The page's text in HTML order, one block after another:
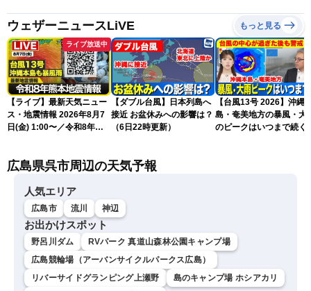
ウェザーニュースLiVE もっと見る
ライブ放送中
【ライブ】最新天気ニュー
ス・地震情報 2026年8月7
日(金) 1:00〜／令和8年熊
スLiVE〉
【ダブル台風】日本列島へ
接近 お盆休みへの影響は？
（6日22時更新）
【台風13号 2026】沖縄
島・奄美地方の暴風・大
のピークはいつまで続く
広島県呉市周辺の天気予報
人気エリア
広島市 流川 神辺
お出かけスポット
野呂川ダム
RVパーク 真道山森林公園キャンプ場
広島競輪場（アーバンサイクルパークス広島）
リバーサイドグランピング上瀬野
島のキャンプ場 ホシアカリ